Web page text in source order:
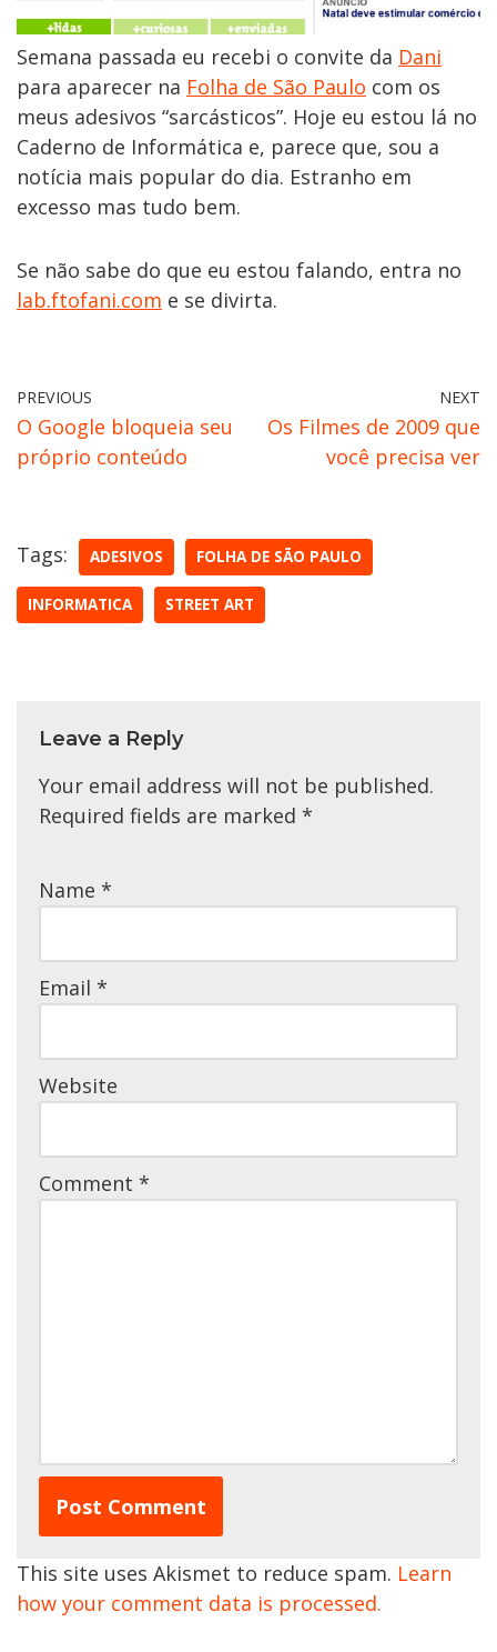
Semana passada eu recebi o convite da Dani
para aparecer na Folha de São Paulo com os
meus adesivos “sarcásticos”. Hoje eu estou lá no
Caderno de Informática e, parece que, sou a
notícia mais popular do dia. Estranho em
excesso mas tudo bem.
Se não sabe do que eu estou falando, entra no
lab.ftofani.com e se divirta.
PREVIOUS
O Google bloqueia seu
próprio conteúdo
NEXT
Os Filmes de 2009 que
você precisa ver
Tags: ADESIVOS FOLHA DE SÃO PAULO
INFORMATICA STREET ART
Leave a Reply
Your email address will not be published.
Required fields are marked *
Name *
Email *
Website
Comment *
This site uses Akismet to reduce spam. Learn
how your comment data is processed.